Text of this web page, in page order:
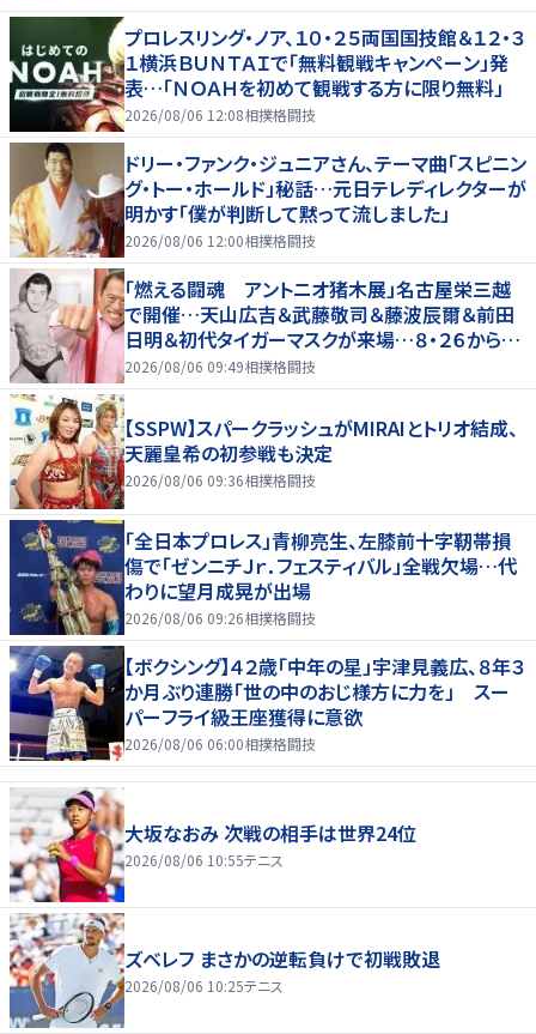
プロレスリング・ノア、１０・２５両国国技館＆１２・３
１横浜ＢＵＮＴＡＩで「無料観戦キャンペーン」発
表…「ＮＯＡＨを初めて観戦する方に限り無料」
2026/08/06 12:08相撲格闘技
ドリー・ファンク・ジュニアさん、テーマ曲「スピニン
グ・トー・ホールド」秘話…元日テレディレクターが
明かす「僕が判断して黙って流しました」
2026/08/06 12:00相撲格闘技
「燃える闘魂 アントニオ猪木展」名古屋栄三越
で開催…天山広吉＆武藤敬司＆藤波辰爾＆前田
日明＆初代タイガーマスクが来場…８・２６から９・
７まで
2026/08/06 09:49相撲格闘技
【SSPW】スパークラッシュがMIRAIとトリオ結成、
天麗皇希の初参戦も決定
2026/08/06 09:36相撲格闘技
「全日本プロレス」青柳亮生、左膝前十字靭帯損
傷で「ゼンニチＪｒ．フェスティバル」全戦欠場…代
わりに望月成晃が出場
2026/08/06 09:26相撲格闘技
【ボクシング】４２歳「中年の星」宇津見義広、８年３
か月ぶり連勝「世の中のおじ様方に力を」 スー
パーフライ級王座獲得に意欲
2026/08/06 06:00相撲格闘技
大坂なおみ 次戦の相手は世界24位
2026/08/06 10:55テニス
ズベレフ まさかの逆転負けで初戦敗退
2026/08/06 10:25テニス